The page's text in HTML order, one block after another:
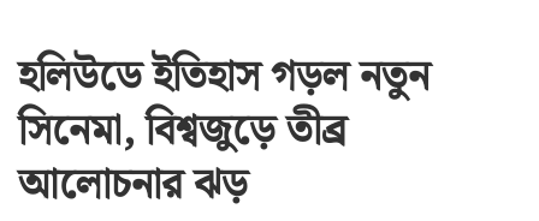
হলিউডে ইতিহাস গড়ল নতুন
সিনেমা, বিশ্বজুড়ে তীব্র
আলোচনার ঝড়